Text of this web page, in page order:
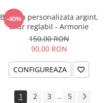
-40%
Bratara personalizata argint,
snur reglabil - Armonie
150,00 RON
90,00 RON
CONFIGUREAZA
1 2 3 ... 5